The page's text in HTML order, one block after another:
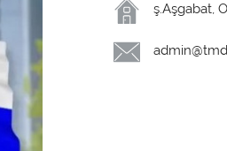
ş.Aşgabat,